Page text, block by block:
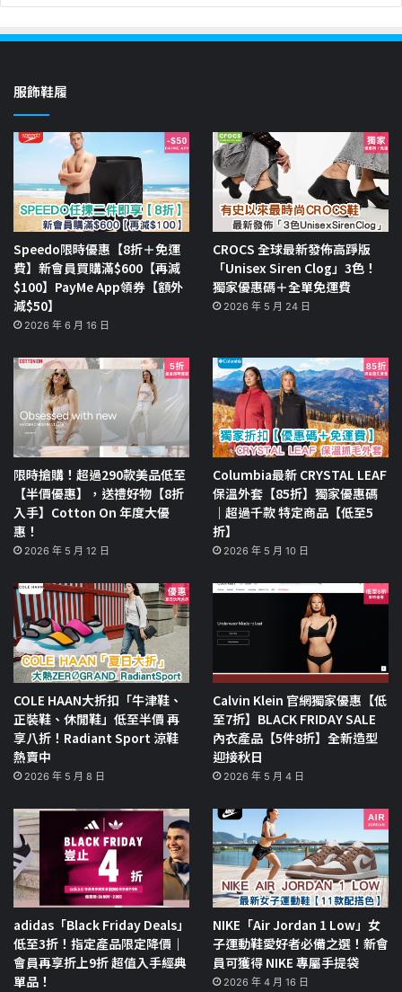
服飾鞋履
Speedo限時優惠【8折＋免運
費】新會員買購滿$600【再減
$100】PayMe App領券【額外
減$50】
2026 年 6 月 16 日
CROCS 全球最新發佈高踭版
「Unisex Siren Clog」3色！
獨家優惠碼＋全單免運費
2026 年 5 月 24 日
限時搶購！超過290款美品低至
【半價優惠】，送禮好物【8折
入手】Cotton On 年度大優
惠！
2026 年 5 月 12 日
Columbia最新 CRYSTAL LEAF
保溫外套【85折】獨家優惠碼
｜超過千款 特定商品【低至5
折】
2026 年 5 月 10 日
COLE HAAN大折扣「牛津鞋、
正裝鞋、休閒鞋」低至半價 再
享八折！Radiant Sport 涼鞋
熱賣中
2026 年 5 月 8 日
Calvin Klein 官網獨家優惠【低
至7折】BLACK FRIDAY SALE
內衣產品【5件8折】全新造型
迎接秋日
2026 年 5 月 4 日
adidas「Black Friday Deals」
低至3折！指定產品限定降價｜
會員再享折上9折 超值入手經典
單品！
NIKE「Air Jordan 1 Low」女
子運動鞋愛好者必備之選！新會
員可獲得 NIKE 專屬手提袋
2026 年 4 月 16 日